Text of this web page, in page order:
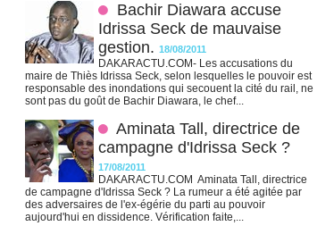
Bachir Diawara accuse
Idrissa Seck de mauvaise
gestion. 18/08/2011
DAKARACTU.COM- Les accusations du
maire de Thiès Idrissa Seck, selon lesquelles le pouvoir est
responsable des inondations qui secouent la cité du rail, ne
sont pas du goût de Bachir Diawara, le chef...
Aminata Tall, directrice de
campagne d'Idrissa Seck ?
17/08/2011
DAKARACTU.COM Aminata Tall, directrice
de campagne d'Idrissa Seck ? La rumeur a été agitée par
des adversaires de l'ex-égérie du parti au pouvoir
aujourd'hui en dissidence. Vérification faite,...